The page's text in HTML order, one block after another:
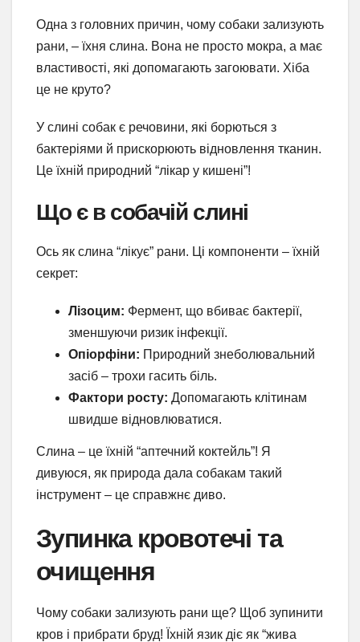
Одна з головних причин, чому собаки зализують
рани, – їхня слина. Вона не просто мокра, а має
властивості, які допомагають загоювати. Хіба
це не круто?
У слині собак є речовини, які борються з
бактеріями й прискорюють відновлення тканин.
Це їхній природний “лікар у кишені”!
Що є в собачій слині
Ось як слина “лікує” рани. Ці компоненти – їхній
секрет:
Лізоцим: Фермент, що вбиває бактерії,
зменшуючи ризик інфекції.
Опіорфіни: Природний знеболювальний
засіб – трохи гасить біль.
Фактори росту: Допомагають клітинам
швидше відновлюватися.
Слина – це їхній “аптечний коктейль”! Я
дивуюся, як природа дала собакам такий
інструмент – це справжнє диво.
Зупинка кровотечі та
очищення
Чому собаки зализують рани ще? Щоб зупинити
кров і прибрати бруд! Їхній язик діє як “жива